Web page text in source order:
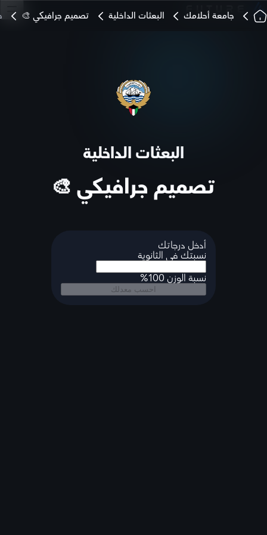
جامعة أحلامك البعثات الداخلية تصميم جرافيكي 🎨
البعثات الداخلية
تصميم جرافيكي 🎨
أدخل درجاتك
نسبتك في الثانوية
نسبة الوزن 100%
احسب معدلك